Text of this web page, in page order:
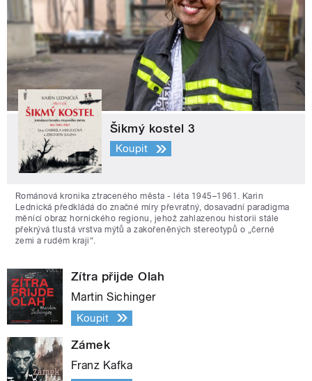
Šikmý kostel 3
Koupit
Románová kronika ztraceného města - léta 1945–1961. Karin
Lednická předkládá do značné míry převratný, dosavadní paradigma
měnící obraz hornického regionu, jehož zahlazenou historii stále
překrývá tlustá vrstva mýtů a zakořeněných stereotypů o „černé
zemi a rudém kraji“.
Zítra přijde Olah
Martin Sichinger
Koupit
Zámek
Franz Kafka